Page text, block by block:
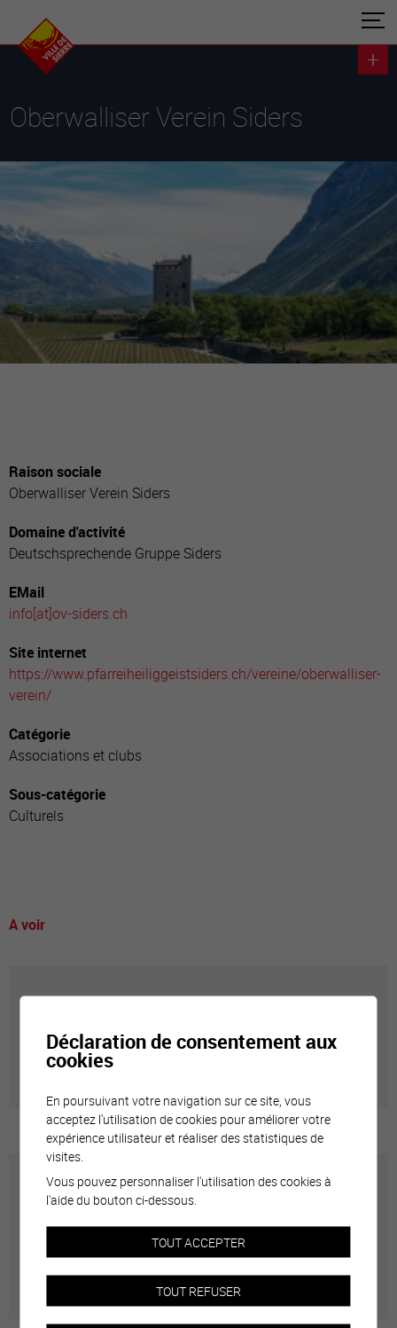
Oberwalliser Verein Siders
Raison sociale
Oberwalliser Verein Siders
Domaine d'activité
Deutschsprechende Gruppe Siders
EMail
info[at]ov-siders.ch
Site internet
https://www.pfarreiheiliggeistsiders.ch/vereine/oberwalliser-
verein/
Catégorie
Associations et clubs
Sous-catégorie
Culturels
A voir
Adresses utiles en ville de Sierre
Carte interactive
Géolocalisation de tous les points d'intérêt de la Ville
de Sierre.
Déclaration de consentement aux
cookies
En poursuivant votre navigation sur ce site, vous
acceptez l'utilisation de cookies pour améliorer votre
expérience utilisateur et réaliser des statistiques de
visites.
Vous pouvez personnaliser l'utilisation des cookies à
l'aide du bouton ci-dessous.
TOUT ACCEPTER
TOUT REFUSER